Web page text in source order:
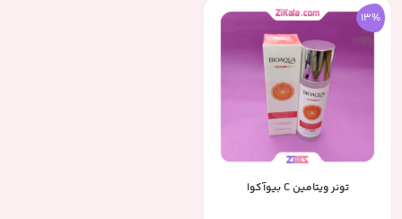
13%
تونر ویتامین C بیوآکوا